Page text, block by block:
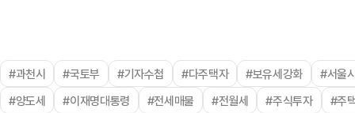
#과천시 #국토부 #기자수첩 #다주택자 #보유세강화
#서울
#양도세
#이재명대통령 #전세매물 #전월세 #주식투자 #주